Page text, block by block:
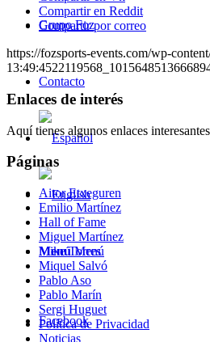
Grupo Foz
Contacto
Menú Menú
Facebook
Compartir en Reddit
Compartir por correo
https://fozsports-events.com/wp-
13:49:45
Enlaces de interés
Aquí tienes algunos enlaces
Páginas
Aitor Etxeguren
Emilio Martínez
Hall of Fame
Miguel Martínez
Mike Torres
Miquel Salvó
Pablo Aso
Pablo Marín
Sergi Huguet
Política de Privacidad
Noticias